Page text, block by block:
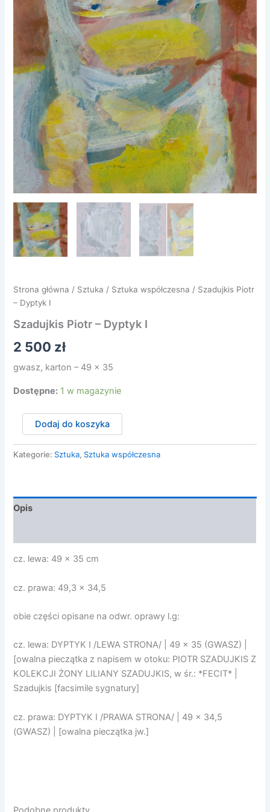
Strona główna / Sztuka / Sztuka współczesna / Szadujkis Piotr
– Dyptyk I
Szadujkis Piotr – Dyptyk I
2 500 zł
gwasz, karton – 49 x 35
Dostępne: 1 w magazynie
Szadujkis
Piotr
-
Dodaj do koszyka
Kategorie: Sztuka, Sztuka współczesna
Opis
cz. lewa: 49 x 35 cm
cz. prawa: 49,3 x 34,5
obie części opisane na odwr. oprawy l.g:
cz. lewa: DYPTYK I /LEWA STRONA/ | 49 x 35 (GWASZ) |
[owalna pieczątka z napisem w otoku: PIOTR SZADUJKIS Z
KOLEKCJI ŻONY LILIANY SZADUJKIS, w śr.: *FECIT* |
Szadujkis [facsimile sygnatury]
cz. prawa: DYPTYK I /PRAWA STRONA/ | 49 x 34,5
(GWASZ) | [owalna pieczątka jw.]